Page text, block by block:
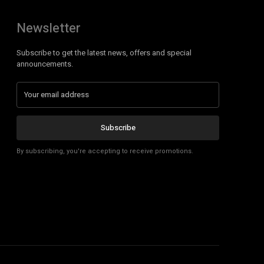
Newsletter
Subscribe to get the latest news, offers and special
announcements.
Subscribe
By subscribing, you're accepting to receive promotions.